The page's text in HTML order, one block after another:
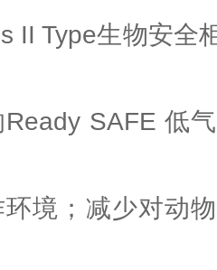
II Type生物安全
SAFE 低
境；减少对动